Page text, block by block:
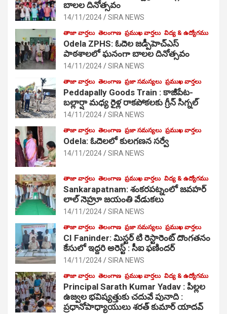
బాలల దినోత్సవం
14/11/2024 SIRA NEWS
తాజా వార్తలు తెలంగాణ ప్రముఖ వార్తలు విద్య & ఉద్యోగము
Odela ZPHS: ఓదెల జ‌డ్పీహెచ్ఎస్
పాఠ‌శాల‌లో ఘనంగా బాలల దినోత్సవం
14/11/2024 SIRA NEWS
తాజా వార్తలు తెలంగాణ ప్రజా సమస్యలు ప్రముఖ వార్తలు
Peddapally Goods Train : కాజీపేట-
బల్లార్షా మధ్య రైళ్ల రాకపోకలకు గ్రీన్ సిగ్నల్
14/11/2024 SIRA NEWS
తాజా వార్తలు తెలంగాణ ప్రజా సమస్యలు ప్రముఖ వార్తలు
Odela: ఓదెలలో కులగణన సర్వే
14/11/2024 SIRA NEWS
తాజా వార్తలు తెలంగాణ ప్రముఖ వార్తలు విద్య & ఉద్యోగము
Sankarapatnam: శంకరపట్నంలో జవహర్
లాల్ నెహ్రూ జయంతి వేడుకలు
14/11/2024 SIRA NEWS
తాజా వార్తలు తెలంగాణ ప్రజా సమస్యలు ప్రముఖ వార్తలు
CI Faninder: మిస్టర్ టి రెస్టారెంట్ దొంగతనం
కేసులో ఇద్దరి అరెస్ట్ : సీఐ ఫణిందర్
14/11/2024 SIRA NEWS
తాజా వార్తలు తెలంగాణ ప్రముఖ వార్తలు విద్య & ఉద్యోగము
Principal Sarath Kumar Yadav : పిల్లల
ఉజ్వల భవిష్యత్తుకు చదువే పునాది :
ప్రధానోపాధ్యాయులు శరత్ కుమార్ యాదవ్